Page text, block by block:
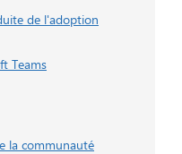
de l'adoption
Teams
la communauté